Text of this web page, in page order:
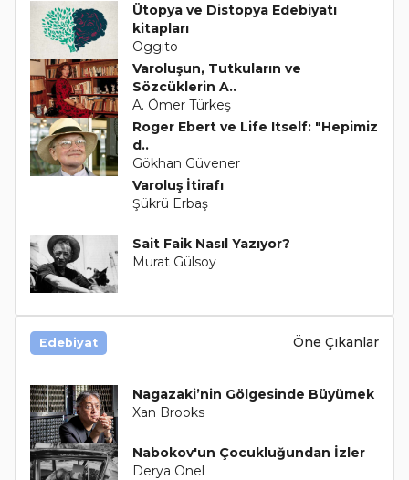
Ütopya ve Distopya Edebiyatı
kitapları
Oggito
Varoluşun, Tutkuların ve
Sözcüklerin A..
A. Ömer Türkeş
Roger Ebert ve Life Itself: "Hepimiz
d..
Gökhan Güvener
Varoluş İtirafı
Şükrü Erbaş
Sait Faik Nasıl Yazıyor?
Murat Gülsoy
Edebiyat Öne Çıkanlar
Nagazaki’nin Gölgesinde Büyümek
Xan Brooks
Nabokov'un Çocukluğundan İzler
Derya Önel